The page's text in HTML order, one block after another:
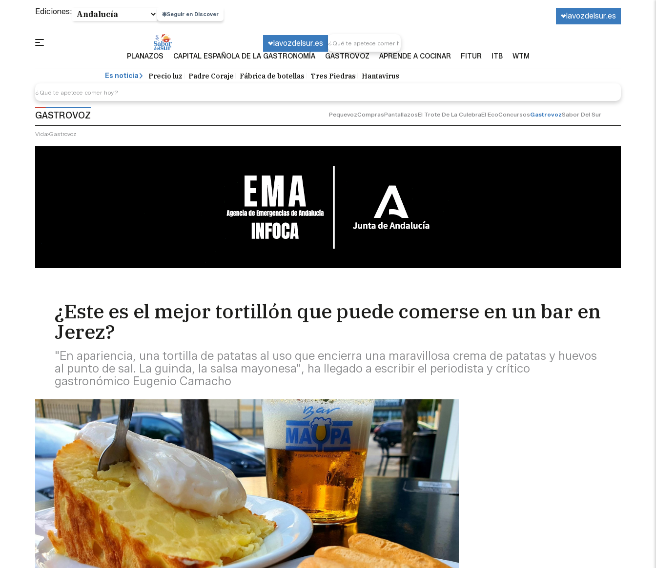
Ediciones: Seguir en Discover lavozdelsur.es
lavozdelsur.es
PLANAZOS CAPITAL ESPAÑOLA DE LA GASTRONOMÍA GASTROVOZ APRENDE A COCINAR FITUR ITB WTM
Es noticia Precio luz Padre Coraje Fábrica de botellas Tres Piedras Hantavirus
GASTROVOZ PequevozComprasPantallazosEl Trote De La CulebraEl EcoConcursosGastrovozSabor Del Sur
Vida Gastrovoz
¿Este es el mejor tortillón que puede comerse en un bar en
Jerez?
"En apariencia, una tortilla de patatas al uso que encierra una maravillosa crema de patatas y huevos
al punto de sal. La guinda, la salsa mayonesa", ha llegado a escribir el periodista y crítico
gastronómico Eugenio Camacho